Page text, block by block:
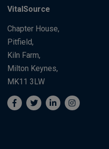
VitalSource
Chapter House,
Pitfield,
Kiln Farm,
Milton Keynes,
MK11 3LW